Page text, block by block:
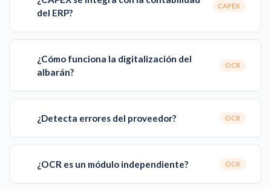
del ERP?
CAPEX
¿Cómo funciona la digitalización del
albarán?
OCR
¿Detecta errores del proveedor? OCR
¿OCR es un módulo independiente? OCR